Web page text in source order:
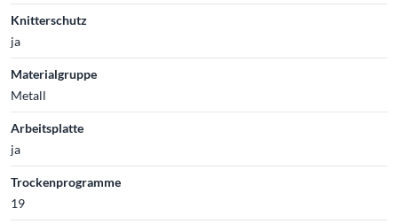
Knitterschutz
ja
Materialgruppe
Metall
Arbeitsplatte
ja
Trockenprogramme
19